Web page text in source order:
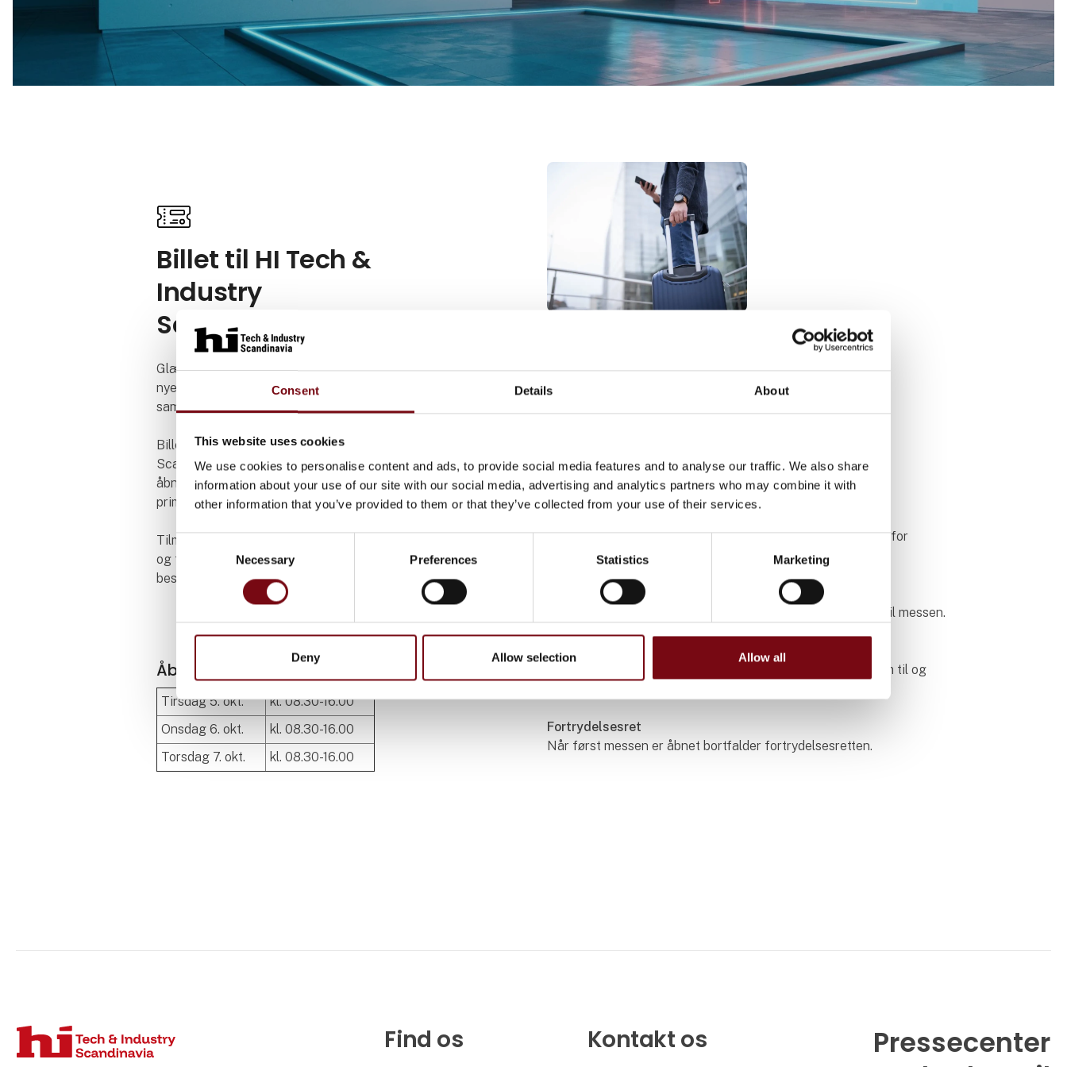
Consent Details About
This website uses cookies
We use cookies to personalise content and ads, to provide social media features and to analyse our traffic. We also share
information about your use of our site with our social media, advertising and analytics partners who may combine it with
other information that you’ve provided to them or that they’ve collected from your use of their services.
Consent
Selection
Necessary Preferences Statistics Marketing
Deny Allow selection Allow all
Billet til HI Tech &
Industry
Scandinavia
Glæd dig til et unikt setop fyldt med den
nyeste viden inden for branchen
samt værdifuldt netværk.
Billetsalget til HI Tech & Industry
Scandinavia 2027 er desværre ikke
åbnet endnu, men forventes at åbne
primo juni 2027.
Tilmeld dig vores nyhedsmail
og få besked så snart billetten kan
bestilles.
Åbningstider
Tirsdag 5. okt.
kl. 08.30-16.00
Onsdag 6. okt.
kl. 08.30-16.00
Torsdag 7. okt.
kl. 08.30-16.00
Se transportmuligheder, praktisk
info mm.
Besøgsregler
HI Tech & Industry Scandinavia er en erhvervsmesse inden for
teknologi og industri, forbeholdt fagfolk med CVR nr.
Børn frabedes
Af hensyn til fagligheden på messen har børn ikke adgang til messen.
Invitationskoder / rabatkoder
Invitationskoder/rabatkoder fra udstillere kan benyttes frem til og
Fortrydelsesret
Når først messen er åbnet bortfalder fortrydelsesretten.
Find os Kontakt os
Pressecenter